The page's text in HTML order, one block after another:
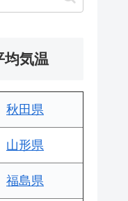
均気温
秋田県
山形県
福島県